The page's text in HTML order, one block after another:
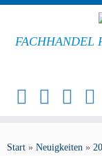
FACHHANDEL
Start » Neuigkeiten »